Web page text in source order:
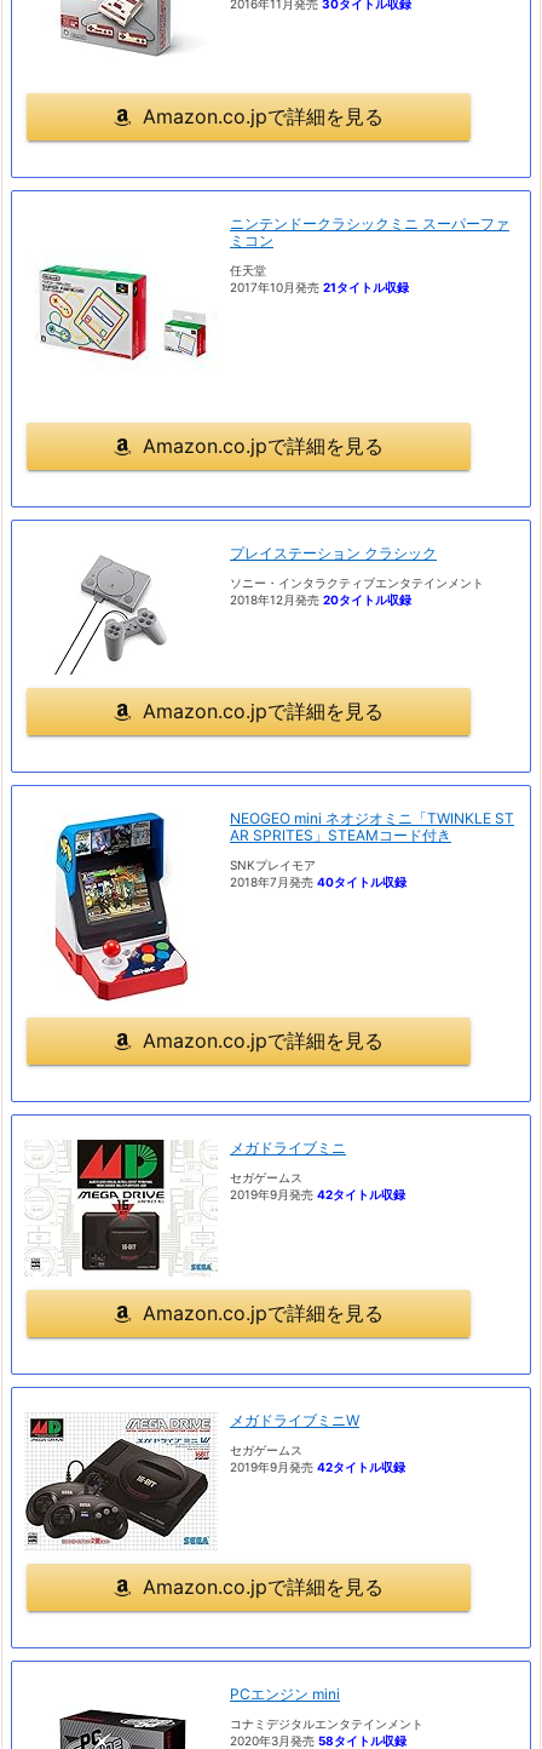
2016年11月発売 30タイトル収録
Amazon.co.jpで詳細を見る
ニンテンドークラシックミニ スーパーファ
ミコン
任天堂
2017年10月発売 21タイトル収録
Amazon.co.jpで詳細を見る
プレイステーション クラシック
ソニー・インタラクティブエンタテインメント
2018年12月発売 20タイトル収録
Amazon.co.jpで詳細を見る
NEOGEO mini ネオジオミニ「TWINKLE ST
AR SPRITES」STEAMコード付き
SNKプレイモア
2018年7月発売 40タイトル収録
Amazon.co.jpで詳細を見る
メガドライブミニ
セガゲームス
2019年9月発売 42タイトル収録
Amazon.co.jpで詳細を見る
メガドライブミニW
セガゲームス
2019年9月発売 42タイトル収録
Amazon.co.jpで詳細を見る
PCエンジン mini
コナミデジタルエンタテインメント
2020年3月発売 58タイトル収録